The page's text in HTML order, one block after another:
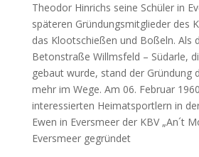
Theodor Hinrichs seine Schüler in
späteren Gründungsmitglieder des
das Klootschießen und Boßeln. Als
Betonstraße Willmsfeld – Südarle,
gebaut wurde, stand der Gründung
mehr im Wege. Am 06. Februar
interessierten Heimatsportlern in
Ewen in Eversmeer der KBV „An´t
Eversmeer gegründet